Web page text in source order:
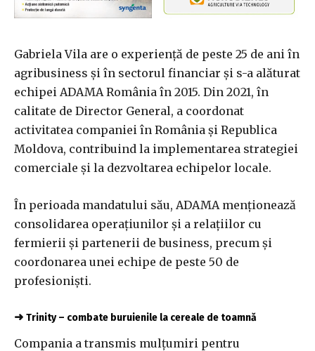
Gabriela Vila are o experiență de peste 25 de ani în
agribusiness și în sectorul financiar și s-a alăturat
echipei ADAMA România în 2015. Din 2021, în
calitate de Director General, a coordonat
activitatea companiei în România și Republica
Moldova, contribuind la implementarea strategiei
comerciale și la dezvoltarea echipelor locale.
În perioada mandatului său, ADAMA menționează
consolidarea operațiunilor și a relațiilor cu
fermierii și partenerii de business, precum și
coordonarea unei echipe de peste 50 de
profesioniști.
➜ Trinity – combate buruienile la cereale de toamnă
Compania a transmis mulțumiri pentru